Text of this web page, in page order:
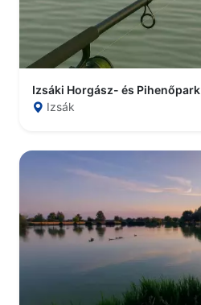
Izsáki Horgász- és Pihenőpark
Izsák